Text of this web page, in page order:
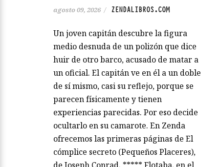
agosto 09, 2026 / ZENDALIBROS.COM
Un joven capitán descubre la figura
medio desnuda de un polizón que dice
huir de otro barco, acusado de matar a
un oficial. El capitán ve en él a un doble
de sí mismo, casi su reflejo, porque se
parecen físicamente y tienen
experiencias parecidas. Por eso decide
ocultarlo en su camarote. En Zenda
ofrecemos las primeras páginas de El
cómplice secreto (Pequeños Placeres),